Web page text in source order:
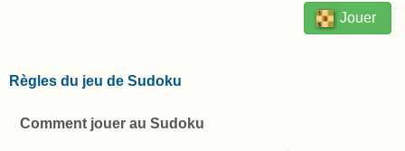
Jouer
Règles du jeu de Sudoku
Comment jouer au Sudoku